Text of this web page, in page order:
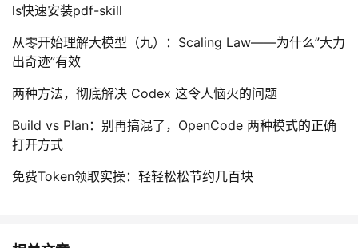
ls快速安装pdf-skill
从零开始理解大模型（九）：Scaling Law——为什么”大力
出奇迹”有效
两种方法，彻底解决 Codex 这令人恼火的问题
Build vs Plan：别再搞混了，OpenCode 两种模式的正确
打开方式
免费Token领取实操：轻轻松松节约几百块